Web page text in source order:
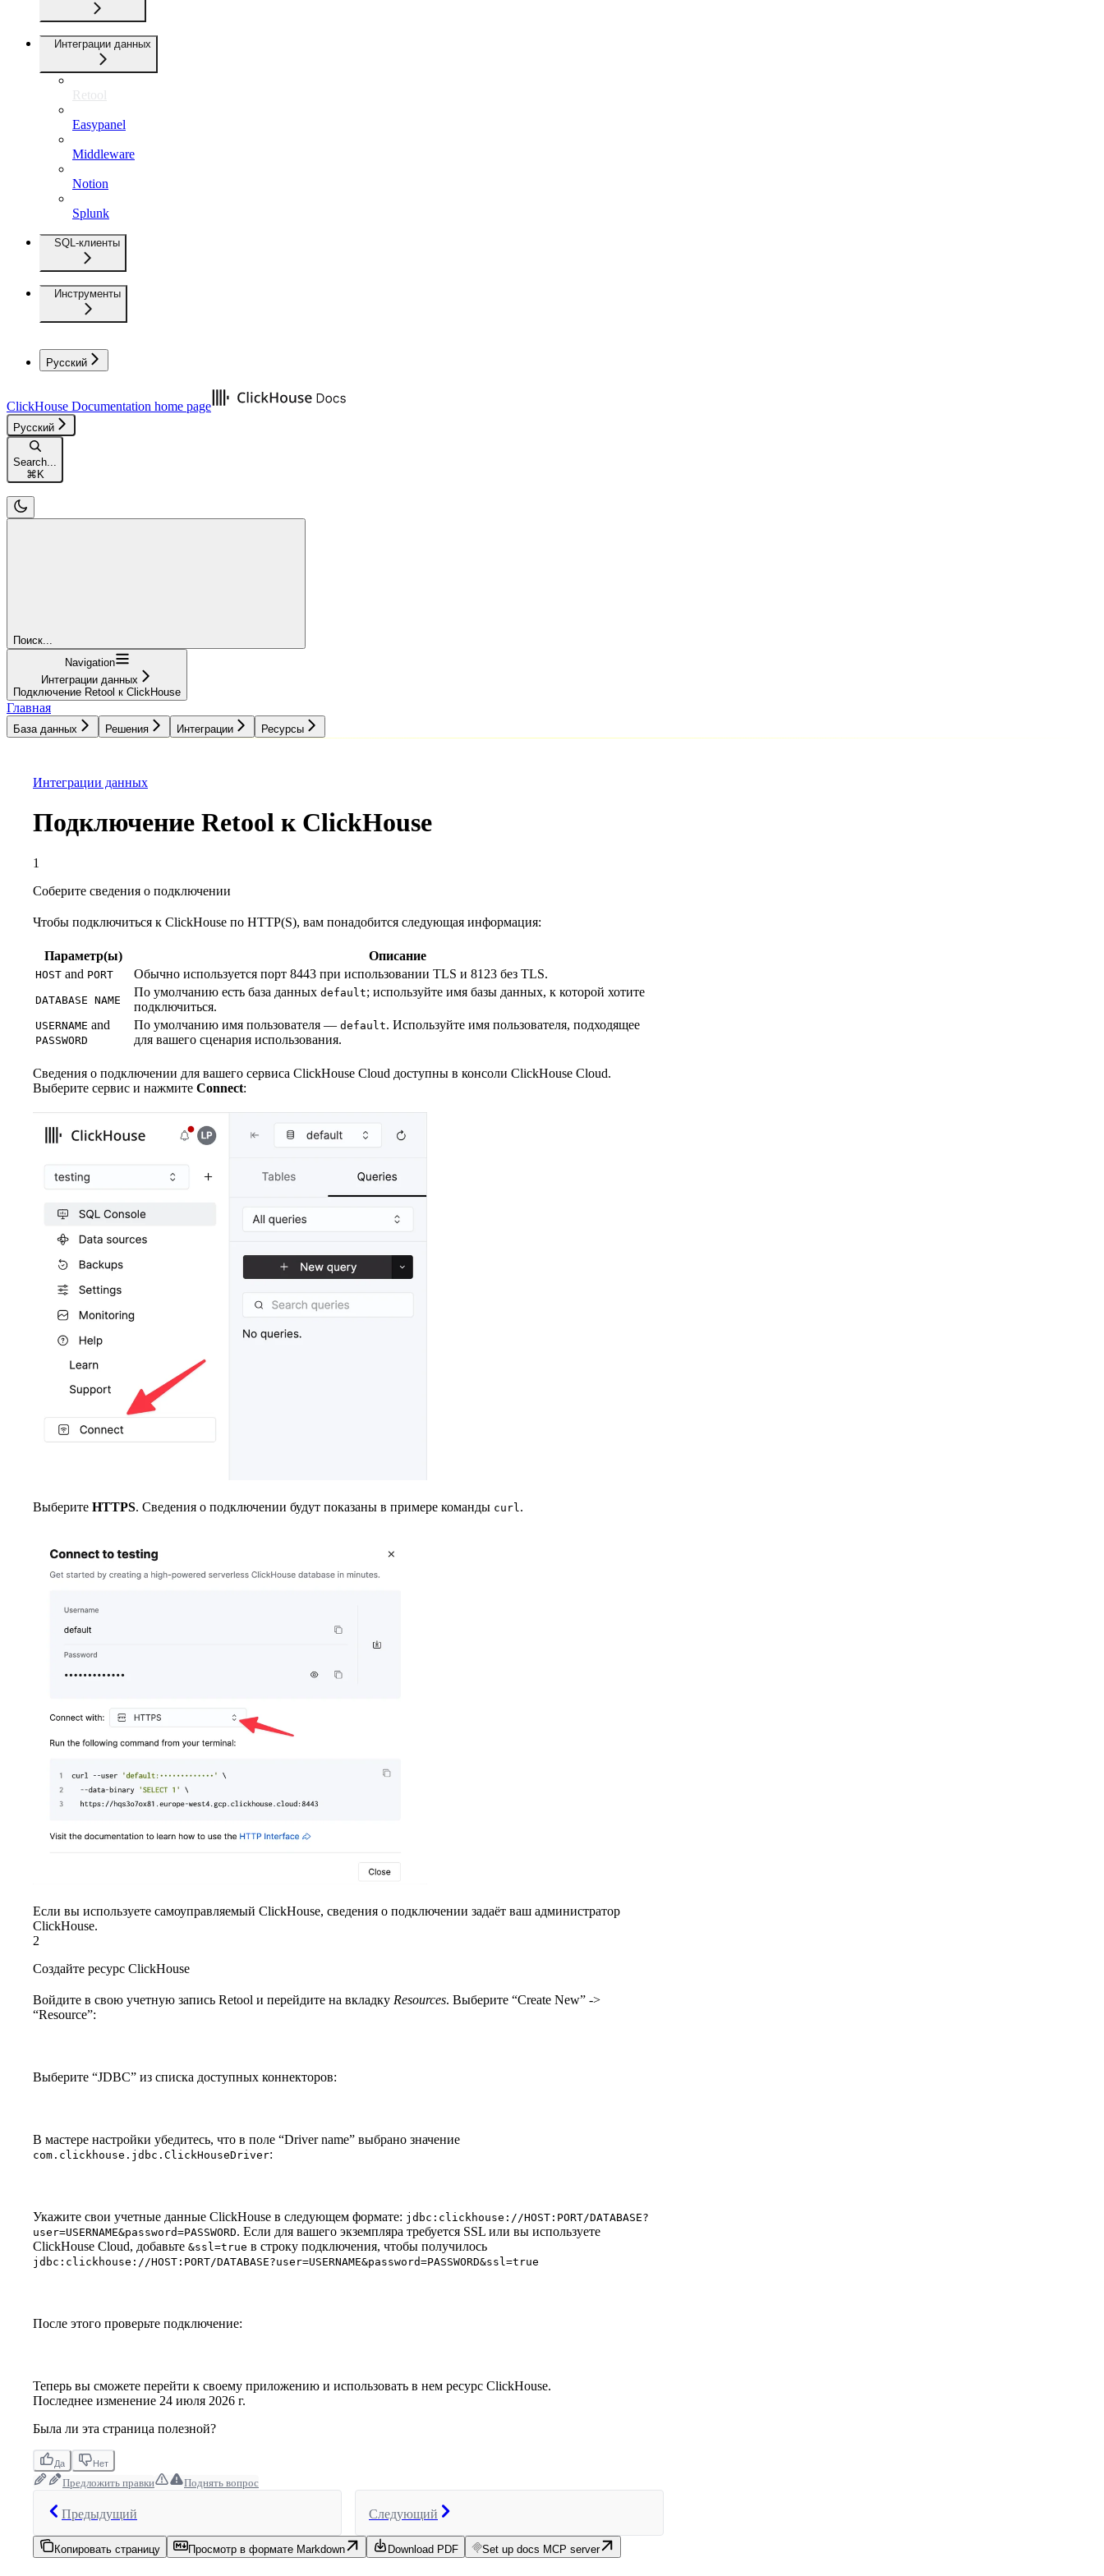
Интеграции данных
Retool
Easypanel
Middleware
Notion
Splunk
SQL-клиенты
Инструменты
Русский
ClickHouse Documentation home page
Русский
Search...
⌘ K
Поиск...
Navigation
Интеграции данных
Подключение Retool к ClickHouse
Главная
База данных Решения Интеграции Ресурсы
Интеграции данных
Подключение Retool к ClickHouse
1
Соберите сведения о подключении
Чтобы подключиться к ClickHouse по HTTP(S), вам понадобится следующая информация:
Параметр(ы) Описание
HOST and PORT Обычно используется порт 8443 при использовании TLS и 8123 без TLS.
DATABASE NAME
По умолчанию есть база данных default; используйте имя базы данных, к которой хотите
подключиться.
USERNAME and
PASSWORD
По умолчанию имя пользователя — default. Используйте имя пользователя, подходящее
для вашего сценария использования.
Сведения о подключении для вашего сервиса ClickHouse Cloud доступны в консоли ClickHouse Cloud.
Выберите сервис и нажмите Connect:
Выберите HTTPS. Сведения о подключении будут показаны в примере команды curl .
Если вы используете самоуправляемый ClickHouse, сведения о подключении задаёт ваш администратор
ClickHouse.
2
Создайте ресурс ClickHouse
Войдите в свою учетную запись Retool и перейдите на вкладку Resources. Выберите “Create New” ->
“Resource”:
Выберите “JDBC” из списка доступных коннекторов:
В мастере настройки убедитесь, что в поле “Driver name” выбрано значение
com.clickhouse.jdbc.ClickHouseDriver:
Укажите свои учетные данные ClickHouse в следующем формате: jdbc:clickhouse://HOST:PORT/DATABASE?
user=USERNAME&password=PASSWORD. Если для вашего экземпляра требуется SSL или вы используете
ClickHouse Cloud, добавьте &ssl=true в строку подключения, чтобы получилось
jdbc:clickhouse://HOST:PORT/DATABASE?user=USERNAME&password=PASSWORD&ssl=true
После этого проверьте подключение:
Теперь вы сможете перейти к своему приложению и использовать в нем ресурс ClickHouse.
Последнее изменение 24 июля 2026 г.
Была ли эта страница полезной?
Да Нет
Предложить правки Поднять вопрос
Предыдущий Следующий
Копировать страницу Просмотр в формате Markdown Download PDF Set up docs MCP server